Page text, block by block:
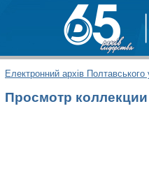
Електронний архів Полтавського
Просмотр коллекции